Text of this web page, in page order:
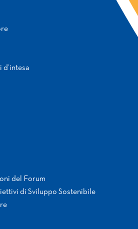
del Forum
di Sviluppo Sostenibile